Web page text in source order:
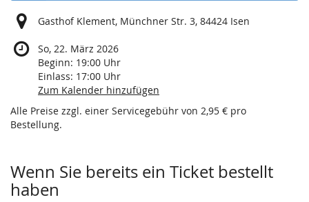
Gasthof Klement, Münchner Str. 3, 84424 Isen
So, 22. März 2026
Beginn: 19:00 Uhr
Einlass: 17:00 Uhr
Zum Kalender hinzufügen
Alle Preise zzgl. einer Servicegebühr von 2,95 € pro
Bestellung.
Wenn Sie bereits ein Ticket bestellt
haben